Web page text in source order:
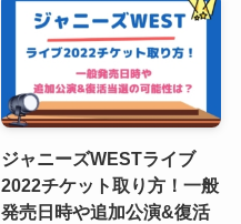
ジャニーズWESTライブ
2022チケット取り方！一般
発売日時や追加公演&復活